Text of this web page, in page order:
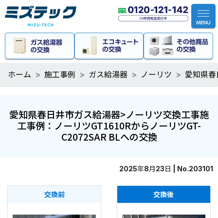
ホーム 施工事例 ガス給湯器 ノーリツ 愛知県
愛知県春日井市ガス給湯器>ノーリツ交換工事施
工事例：ノーリツGT1610RからノーリツGT-
C2072SAR BLへの交換
2025年8月23日 | No.203101
交換前 交換後